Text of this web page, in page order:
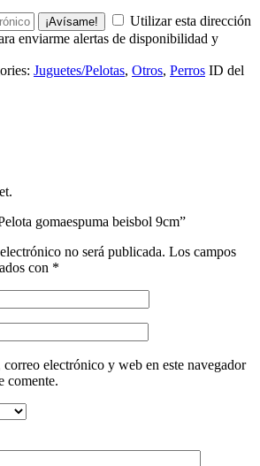
¡Avísame!
Utilizar esta dirección
enviarme alertas de disponibilidad y
Juguetes/Pelotas, Otros, Perros ID del
gomaespuma beisbol 9cm”
no será publicada. Los campos
con *
electrónico y web en este navegador
comente.